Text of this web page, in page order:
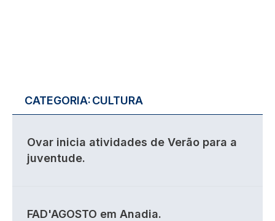
CATEGORIA:CULTURA
Ovar inicia atividades de Verão para a
juventude.
FAD'AGOSTO em Anadia.